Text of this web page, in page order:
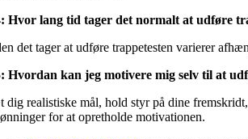
Hvor lang tid tager det normalt at udføre
det tager at udføre trappetesten varierer
Hvordan kan jeg motivere mig selv til at
dig realistiske mål, hold styr på dine
for at opretholde motivationen.